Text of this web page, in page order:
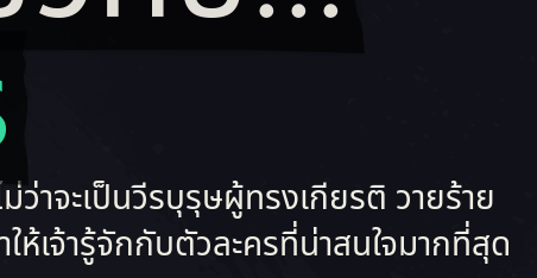
ว่าจะเป็นวีรบุรุษผู้ทรงเกียรติ วายร้าย
ห้เจ้ารู้จักกับตัวละครที่น่าสนใจมากที่สุด